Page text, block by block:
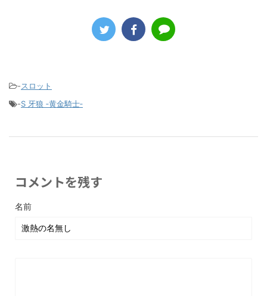
-スロット
-S 牙狼 ‐黄金騎士‐
コメントを残す
名前